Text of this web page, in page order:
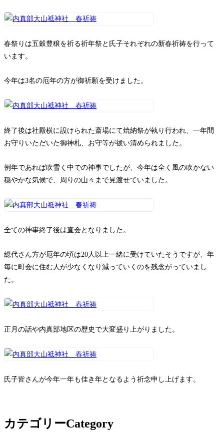
春祭りは五穀豊穣を祈る祈年祭と氏子それぞれの新春祈祷を行って
います。
今年は3名の厄年の方が御祈願を受けました。
終了後は社殿横に設けられた斎場にて焼納祭が執り行われ、一年間
お守りいただいた御神札、お守等が祓い清められました。
例年であれば吹雪く中での神事でしたが、今年は全く風の吹かない
穏やかな気候で、周りの山々まで見渡せていました。
全ての神事終了後は直会となりました。
総代さん方が厄年の頃は20人以上一緒に受けていたそうですが、年
毎に町会に住む人が少なくなり減っていくのを残念がっていまし
た。
正月の話や内真部地区の歴史で大変盛り上がりました。
氏子皆さんが今年一年も佳き年となるよう祈念申し上げます。
カテゴリーCategory